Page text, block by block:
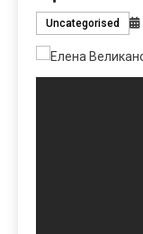
Uncategorised